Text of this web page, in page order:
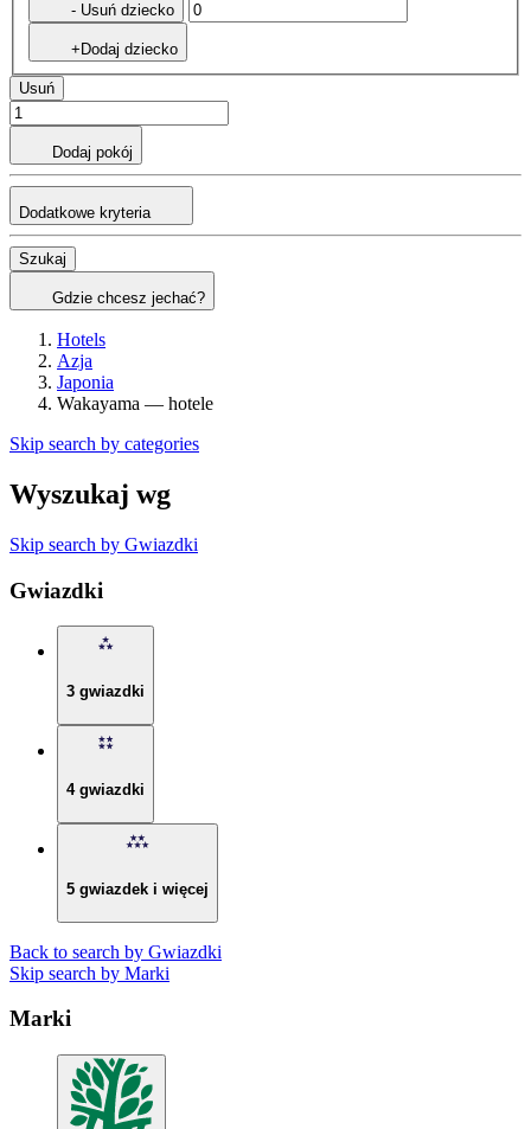
- Usuń dziecko
+Dodaj dziecko
Usuń
Dodaj pokój
Dodatkowe kryteria
Szukaj
Gdzie chcesz jechać?
Hotels
Azja
Japonia
Wakayama — hotele
Skip search by categories
Wyszukaj wg
Skip search by Gwiazdki
Gwiazdki
3 gwiazdki
4 gwiazdki
5 gwiazdek i więcej
Back to search by Gwiazdki
Skip search by Marki
Marki